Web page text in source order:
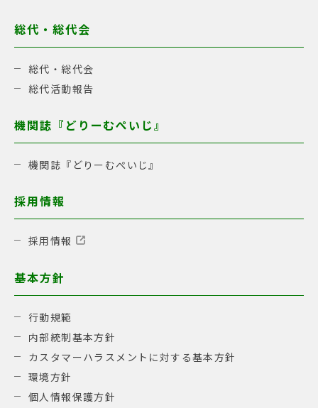
総代・総代会
総代・総代会
総代活動報告
機関誌『どりーむぺいじ』
機関誌『どりーむぺいじ』
採用情報
採用情報
基本方針
行動規範
内部統制基本方針
カスタマーハラスメントに対する基本方針
環境方針
個人情報保護方針